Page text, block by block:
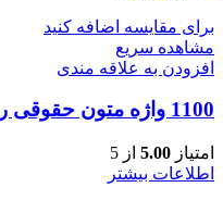
برای مقایسه اضافه کنید
مشاهده سریع
افزودن به علاقه مندی
1100 واژه متون حقوقی رمضانی – حقوق یار
امتیاز 5.00 از 5
اطلاعات بیشتر